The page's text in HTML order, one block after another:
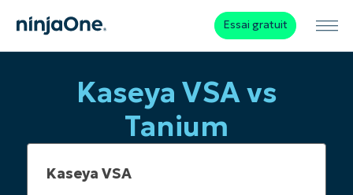
Essai gratuit
Kaseya VSA vs
Tanium